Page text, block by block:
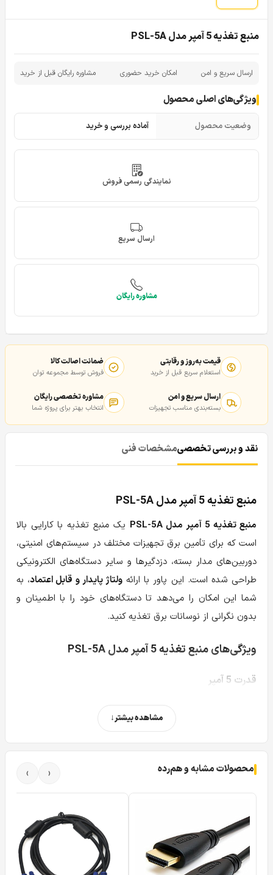
منبع تغذیه 5 آمپر مدل PSL-5A
ارسال سریع و امن امکان خرید حضوری مشاوره رایگان قبل از خرید
ویژگی‌های اصلی محصول
وضعیت محصول آماده بررسی و خرید
نمایندگی رسمی فروش
ارسال سریع
مشاوره رایگان
قیمت به‌روز و رقابتی
استعلام سریع قبل از خرید
ضمانت اصالت کالا
فروش توسط مجموعه توان
ارسال سریع و امن
بسته‌بندی مناسب تجهیزات
مشاوره تخصصی رایگان
انتخاب بهتر برای پروژه شما
نقد و بررسی تخصصیمشخصات فنی
منبع تغذیه 5 آمپر مدل PSL-5A
منبع تغذیه 5 آمپر مدل PSL-5A
یک منبع تغذیه با کارایی بالا
است که برای تأمین برق تجهیزات مختلف در سیستم‌های امنیتی،
دوربین‌های مدار بسته، دزدگیرها و سایر دستگاه‌های الکترونیکی
طراحی شده است. این پاور با ارائهولتاژ پایدار و قابل اعتماد، به
شما این امکان را می‌دهد تا دستگاه‌های خود را با اطمینان و
بدون نگرانی از نوسانات برق تغذیه کنید.
ویژگی‌های منبع تغذیه 5 آمپر مدل PSL-5A
قدرت 5 آمپر
این منبع تغذیه با قدرت5 آمپر
، توان کافی برای تأمین برق
دستگاه‌های مختلف را فراهم می‌کند. این ویژگی آن را برای
سیستم‌های نیازمند به انرژی بیشتر ایده‌آل می‌سازد.
ولتاژ ثابت و پایدار
منبع تغذیه مدل PSL-5A دارای ولتاژ ثابتاست که مانع از آسیب
به دستگاه‌های متصل به آن در اثر نوسانات برق می‌شود.
طراحی فشرده و کاربرپسند
با طراحیفشرده و جمع و جور ، این پاور به راحتی در فضاهای
مشاهده بیشتر
محصولات مشابه و هم‌رده ‹
›